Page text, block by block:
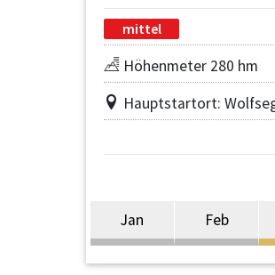
mittel
Höhenmeter 280 hm
Hauptstartort:
Jan Feb